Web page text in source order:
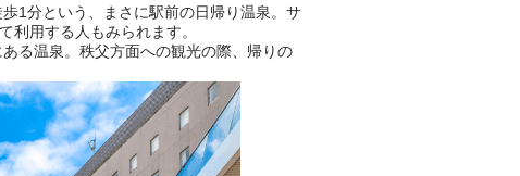
別なひとときを「毎月10分無
料」でご利用いただけます。
お湯で体がほぐれたら、次は占
い師さんとお話しして、心もほ
ぐしてみませんか？
1分という、まさに駅前の日帰り温泉。サ
利用する人もみられます。
る温泉。秩父方面への観光の際、帰りの